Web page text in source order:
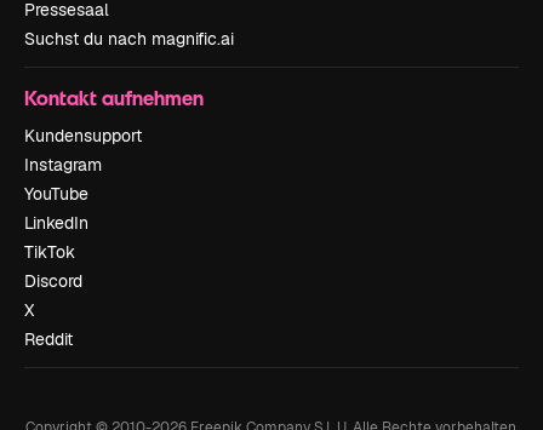
Pressesaal
Suchst du nach magnific.ai
Kontakt aufnehmen
Kundensupport
Instagram
YouTube
LinkedIn
TikTok
Discord
X
Reddit